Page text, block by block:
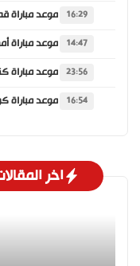
16:29
14:47
23:56
16:54
اخر المقالات